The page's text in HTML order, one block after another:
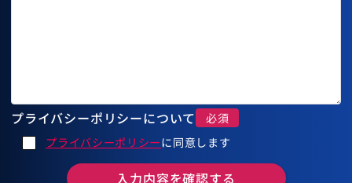
プライバシーポリシーについて
プライバシーポリシーに同意します